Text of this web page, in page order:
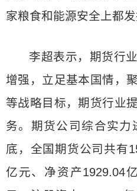
家粮食和能源安全上都发
李超表示，期货行
增强，立足基本国情，
等战略目标，期货行业
务。期货公司综合实力
底，全国期货公司共有
亿元、净资产1929.04